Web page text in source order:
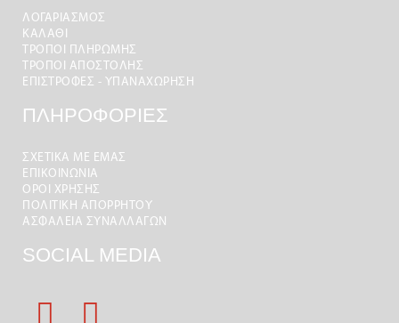
ΛΟΓΑΡΙΑΣΜΌΣ
ΚΑΛΆΘΙ
ΤΡΟΠΟΙ ΠΛΗΡΩΜΗΣ
ΤΡΟΠΟΙ ΑΠΟΣΤΟΛΉΣ
ΕΠΙΣΤΡΟΦΕΣ - ΥΠΑΝΑΧΩΡΗΣΗ
ΠΛΗΡΟΦΟΡΙΕΣ
ΣΧΕΤΙΚΑ ΜΕ ΕΜΑΣ
ΕΠΙΚΟΙΝΩΝΙΑ
ΟΡΟΙ ΧΡΉΣΗΣ
ΠΟΛΙΤΙΚΗ ΑΠΟΡΡΗΤΟΥ
ΑΣΦΑΛΕΙΑ ΣΥΝΑΛΛΑΓΩΝ
SOCIAL MEDIA